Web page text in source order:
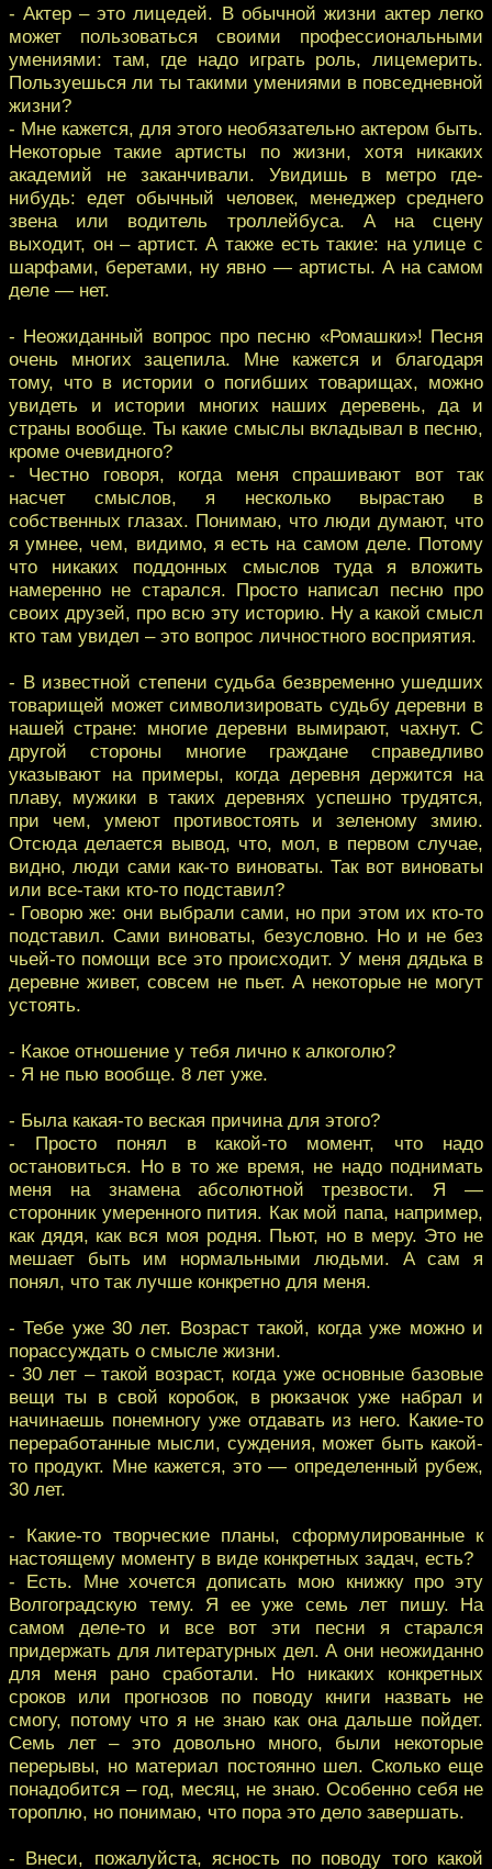
- Актер – это лицедей. В обычной жизни актер легко
может пользоваться своими профессиональными
умениями: там, где надо играть роль, лицемерить.
Пользуешься ли ты такими умениями в повседневной
жизни?
- Мне кажется, для этого необязательно актером быть.
Некоторые такие артисты по жизни, хотя никаких
академий не заканчивали. Увидишь в метро где-
нибудь: едет обычный человек, менеджер среднего
звена или водитель троллейбуса. А на сцену
выходит, он – артист. А также есть такие: на улице с
шарфами, беретами, ну явно — артисты. А на самом
деле — нет.
- Неожиданный вопрос про песню «Ромашки»! Песня
очень многих зацепила. Мне кажется и благодаря
тому, что в истории о погибших товарищах, можно
увидеть и истории многих наших деревень, да и
страны вообще. Ты какие смыслы вкладывал в песню,
кроме очевидного?
- Честно говоря, когда меня спрашивают вот так
насчет смыслов, я несколько вырастаю в
собственных глазах. Понимаю, что люди думают, что
я умнее, чем, видимо, я есть на самом деле. Потому
что никаких поддонных смыслов туда я вложить
намеренно не старался. Просто написал песню про
своих друзей, про всю эту историю. Ну а какой смысл
кто там увидел – это вопрос личностного восприятия.
- В известной степени судьба безвременно ушедших
товарищей может символизировать судьбу деревни в
нашей стране: многие деревни вымирают, чахнут. С
другой стороны многие граждане справедливо
указывают на примеры, когда деревня держится на
плаву, мужики в таких деревнях успешно трудятся,
при чем, умеют противостоять и зеленому змию.
Отсюда делается вывод, что, мол, в первом случае,
видно, люди сами как-то виноваты. Так вот виноваты
или все-таки кто-то подставил?
- Говорю же: они выбрали сами, но при этом их кто-то
подставил. Сами виноваты, безусловно. Но и не без
чьей-то помощи все это происходит. У меня дядька в
деревне живет, совсем не пьет. А некоторые не могут
устоять.
- Какое отношение у тебя лично к алкоголю?
- Я не пью вообще. 8 лет уже.
- Была какая-то веская причина для этого?
- Просто понял в какой-то момент, что надо
остановиться. Но в то же время, не надо поднимать
меня на знамена абсолютной трезвости. Я —
сторонник умеренного пития. Как мой папа, например,
как дядя, как вся моя родня. Пьют, но в меру. Это не
мешает быть им нормальными людьми. А сам я
понял, что так лучше конкретно для меня.
- Тебе уже 30 лет. Возраст такой, когда уже можно и
порассуждать о смысле жизни.
- 30 лет – такой возраст, когда уже основные базовые
вещи ты в свой коробок, в рюкзачок уже набрал и
начинаешь понемногу уже отдавать из него. Какие-то
переработанные мысли, суждения, может быть какой-
то продукт. Мне кажется, это — определенный рубеж,
30 лет.
- Какие-то творческие планы, сформулированные к
настоящему моменту в виде конкретных задач, есть?
- Есть. Мне хочется дописать мою книжку про эту
Волгоградскую тему. Я ее уже семь лет пишу. На
самом деле-то и все вот эти песни я старался
придержать для литературных дел. А они неожиданно
для меня рано сработали. Но никаких конкретных
сроков или прогнозов по поводу книги назвать не
смогу, потому что я не знаю как она дальше пойдет.
Семь лет – это довольно много, были некоторые
перерывы, но материал постоянно шел. Сколько еще
понадобится – год, месяц, не знаю. Особенно себя не
тороплю, но понимаю, что пора это дело завершать.
- Внеси, пожалуйста, ясность по поводу того какой